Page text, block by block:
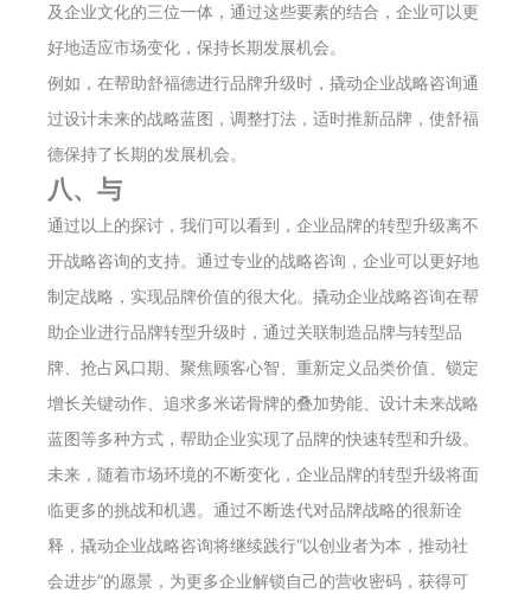
及企业文化的三位一体，通过这些要素的结合，企业可以更
好地适应市场变化，保持长期发展机会。
例如，在帮助舒福德进行品牌升级时，撬动企业战略咨询通
过设计未来的战略蓝图，调整打法，适时推新品牌，使舒福
德保持了长期的发展机会。
八、与
通过以上的探讨，我们可以看到，企业品牌的转型升级离不
开战略咨询的支持。通过专业的战略咨询，企业可以更好地
制定战略，实现品牌价值的很大化。撬动企业战略咨询在帮
助企业进行品牌转型升级时，通过关联制造品牌与转型品
牌、抢占风口期、聚焦顾客心智、重新定义品类价值、锁定
增长关键动作、追求多米诺骨牌的叠加势能、设计未来战略
蓝图等多种方式，帮助企业实现了品牌的快速转型和升级。
未来，随着市场环境的不断变化，企业品牌的转型升级将面
临更多的挑战和机遇。通过不断迭代对品牌战略的很新诠
释，撬动企业战略咨询将继续践行“以创业者为本，推动社
会进步”的愿景，为更多企业解锁自己的营收密码，获得可